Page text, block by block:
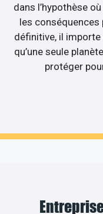
dans l’hypothèse
les conséquences
définitive, il importe
qu’une seule
protéger